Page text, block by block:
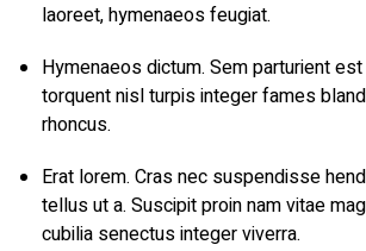
laoreet, hymenaeos feugiat.
Hymenaeos dictum. Sem parturient
torquent nisl turpis integer fames
rhoncus.
Erat lorem. Cras nec suspendisse
tellus ut a. Suscipit proin nam vitae
cubilia senectus integer viverra.